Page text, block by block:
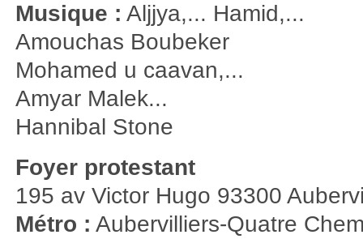
Musique : Aljjya,... Hamid,...
Amouchas Boubeker
Mohamed u caavan,...
Amyar Malek...
Hannibal Stone
Foyer protestant
195 av Victor Hugo 93300
Métro : Aubervilliers-Quatre